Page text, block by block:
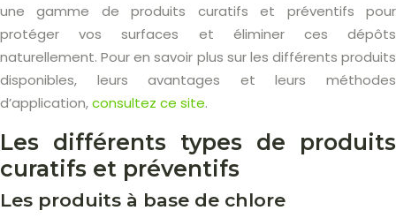
une gamme de produits curatifs et préventifs pour
protéger vos surfaces et éliminer ces dépôts
naturellement. Pour en savoir plus sur les différents produits
disponibles, leurs avantages et leurs méthodes
d’application,consultez ce site.
Les différents types de produits
curatifs et préventifs
Les produits à base de chlore